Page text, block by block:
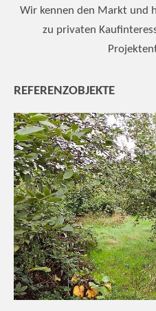
Wir kennen den Markt und
zu privaten
REFERENZOBJEKTE